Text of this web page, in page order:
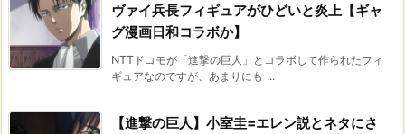
ヴァイ兵長フィギュアがひどいと炎上【ギャ
グ漫画日和コラボか】
NTTドコモが「進撃の巨人」とコラボして作られたフィ
ギュアなのですが、あまりにも ...
【進撃の巨人】小室圭=エレン説とネタにさ